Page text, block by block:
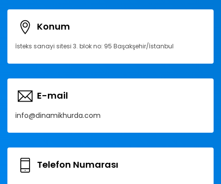
Konum
İsteks sanayi sitesi 3. blok no: 95 Başakşehir/İstanbul
E-mail
info@dinamikhurda.com
Telefon Numarası